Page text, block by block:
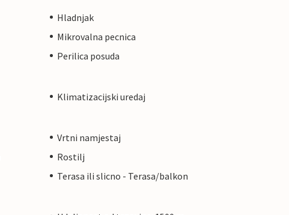
Hladnjak
Mikrovalna pecnica
Perilica posuda
Klimatizacijski uredaj
Vrtni namjestaj
Rostilj
Terasa ili slicno - Terasa/balkon